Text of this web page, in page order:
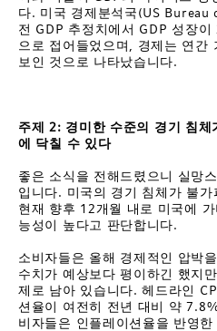
다. 미국 경제분석국(US
전 GDP 추정치에서 GDP 성장
으로 접어들었으며, 경제는 연
보인 것으로 나타났습니다.
주제 2: 경미한 수준의 경기 침체
에 닥칠 수 있다
좋은 소식을 전해드렸으니 실망
입니다. 미국의 경기 침체가 불
현재 향후 12개월 내로 미국에
능성이 높다고 판단합니다.
소비자들은 올해 경제적인 압박
수치가 예상보다 평이하긴 했지
제로 남아 있습니다. 헤드라인
션율이 여전히 전년 대비 약
비자들은 인플레이션율을 반영